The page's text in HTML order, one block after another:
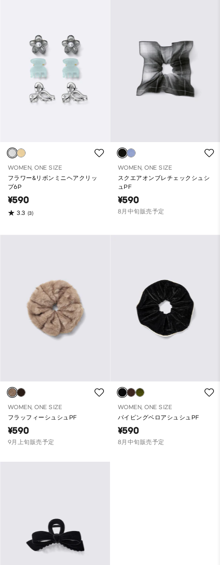
WOMEN, ONE SIZE
フラワー&リボンミニヘアクリッ
プ6P
¥590
3.3 (3)
WOMEN, ONE SIZE
スクエアオンブレチェックシュシ
ュPF
¥590
8月中旬販売予定
WOMEN, ONE SIZE
フラッフィーシュシュPF
¥590
9月上旬販売予定
WOMEN, ONE SIZE
パイピングベロアシュシュPF
¥590
8月中旬販売予定